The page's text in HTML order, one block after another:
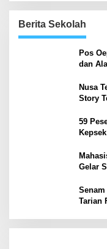
Berita Sekolah
Pos
dan
Nusa
Story
59
Gelar
Tarian